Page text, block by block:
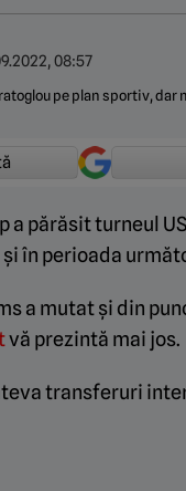
08:57
a părăsit turneul
în perioada
a mutat și din
vă prezintă mai jos.
transferuri